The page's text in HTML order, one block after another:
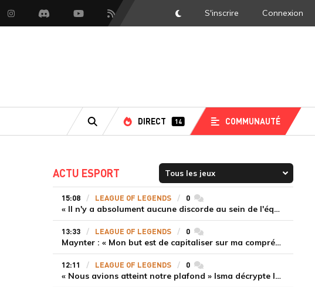
InstagramDiscord YoutubeFlux RSS DarkMode
S'inscrire Connexion
RECHERCHE
DIRECT 14 COMMUNAUTÉ
ACTU ESPORT
15:08 LEAGUE OF LEGENDS 0commentaires
« Il n'y a absolument aucune discorde au sein de l'équipe » Tom justifie la titularisation de Painter malgré la défaite de T1
13:33 LEAGUE OF LEGENDS 0commentaires
Maynter : « Mon but est de capitaliser sur ma compréhension du jeu plutôt que sur ma mécanique pure »
12:11 LEAGUE OF LEGENDS 0commentaires
« Nous avions atteint notre plafond » Isma décrypte le renouveau de GiantX et la victoire face à Movistar KOI